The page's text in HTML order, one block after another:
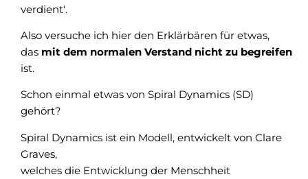
verdient‘.
Also versuche ich hier den Erklärbären für etwas,
das mit dem normalen Verstand nicht zu begreifen
ist.
Schon einmal etwas von Spiral Dynamics (SD)
gehört?
Spiral Dynamics ist ein Modell, entwickelt von Clare
Graves,
welches die Entwicklung der Menschheit